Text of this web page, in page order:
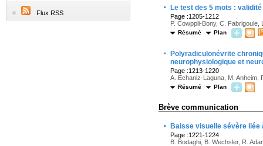
Flux RSS · Le test des 5 mots :
Page :1205-1212
P. Cowppli-Bony, C.
Résumé Plan
·
Polyradiculonévrite
neurophysiologique et
Page :1213-1220
A. Echaniz-Laguna, M. Anheim,
Résumé Plan
Brève communication
· Baisse visuelle sévère liée
Page :1221-1224
B. Bodaghi, B. Wechsler, R.